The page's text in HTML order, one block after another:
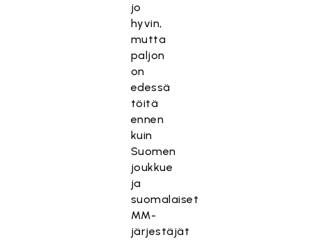
jo
hyvin,
mutta
paljon
on
edessä
töitä
ennen
kuin
Suomen
joukkue
ja
suomalaiset
MM-
järjestäjät